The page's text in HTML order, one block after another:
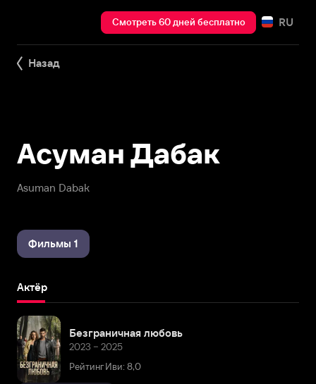
Смотреть 60 дней бесплатно RU
Назад
Asuman Dabak
Асуман Дабак
Фильмы 1
Актёр
Безграничная любовь
2023 – 2025
Рейтинг Иви: 8,0